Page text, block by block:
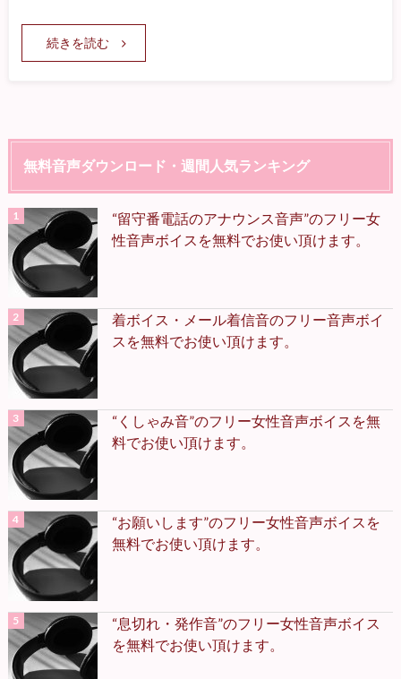
続きを読む
無料音声ダウンロード・週間人気ランキング
“留守番電話のアナウンス音声”のフリー女
性音声ボイスを無料でお使い頂けます。
着ボイス・メール着信音のフリー音声ボイ
スを無料でお使い頂けます。
“くしゃみ音”のフリー女性音声ボイスを無
料でお使い頂けます。
“お願いします”のフリー女性音声ボイスを
無料でお使い頂けます。
“息切れ・発作音”のフリー女性音声ボイス
を無料でお使い頂けます。